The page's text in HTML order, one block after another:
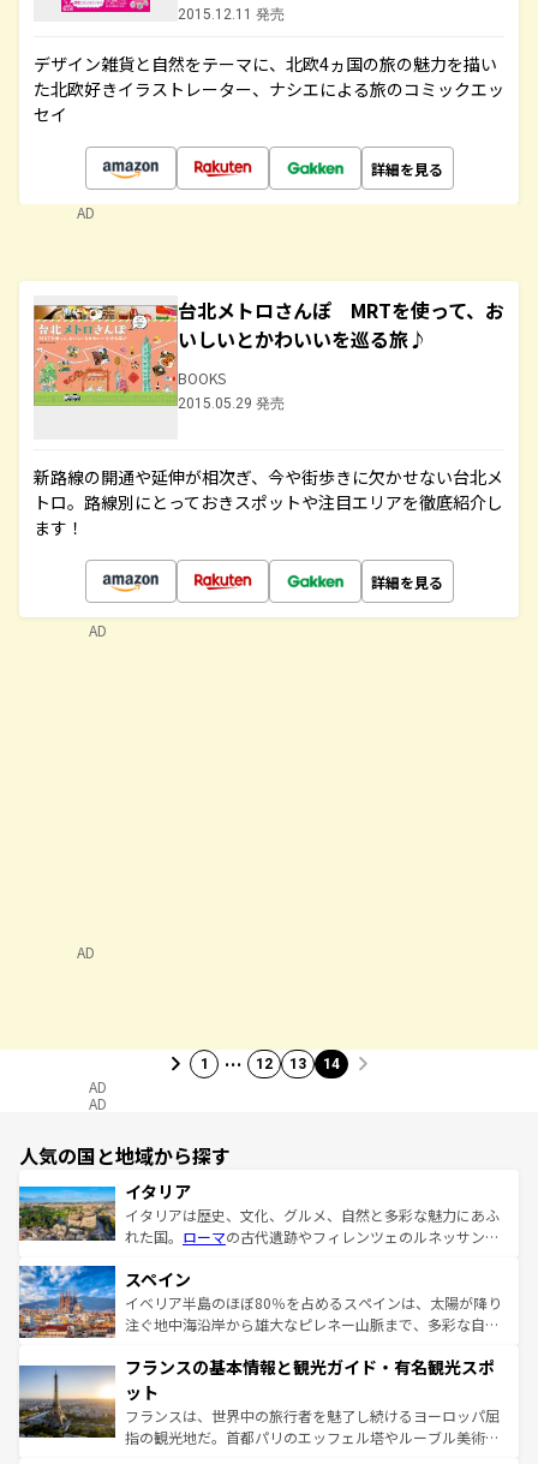
2015.12.11 発売
デザイン雑貨と自然をテーマに、北欧4ヵ国の旅の魅力を描い
た北欧好きイラストレーター、ナシエによる旅のコミックエッ
セイ
詳細を見る
AD
台北メトロさんぽ MRTを使って、お
いしいとかわいいを巡る旅♪
BOOKS
2015.05.29 発売
新路線の開通や延伸が相次ぎ、今や街歩きに欠かせない台北メ
トロ。路線別にとっておきスポットや注目エリアを徹底紹介し
ます！
詳細を見る
AD
1 … 12 13 14
AD
AD
人気の国と地域から探す
イタリア
イタリアは歴史、文化、グルメ、自然と多彩な魅力にあふ
れた国。 ローマの古代遺跡やフィレンツェのルネッサンス
ろん、トスカーナの美しい田園風景やアマルフィ海岸の絶
景など、自然景観も見逃せない。観光の合間には、本場の
ピザやパスタなど、絶品のイタリア料理を堪能することも
ませてくれるイタリアで、忘れられない旅をしてみよう！
なお、新着のイタリア情報は
しい。
スペイン
イベリア半島のほぼ80％を占めるスペインは、太陽が降り
注ぐ地中海沿岸から雄大なピレネー山脈まで、多彩な自然
文化が根付くこの国では、情熱的なフラメンコ、熱気あふ
れる闘牛、そして美味しいタパスが生活の一部となってい
る。首都マドリードの洗練された雰囲気や、バルセロナの
アートに溢れた街角から、地方では古代ローマ遺跡や中世
フランスの基本情報と観光ガイド・有名観光スポ
ット
フランスは、世界中の旅行者を魅了し続けるヨーロッパ屈
指の観光地だ。首都パリのエッフェル塔やルーブル美術館
AD